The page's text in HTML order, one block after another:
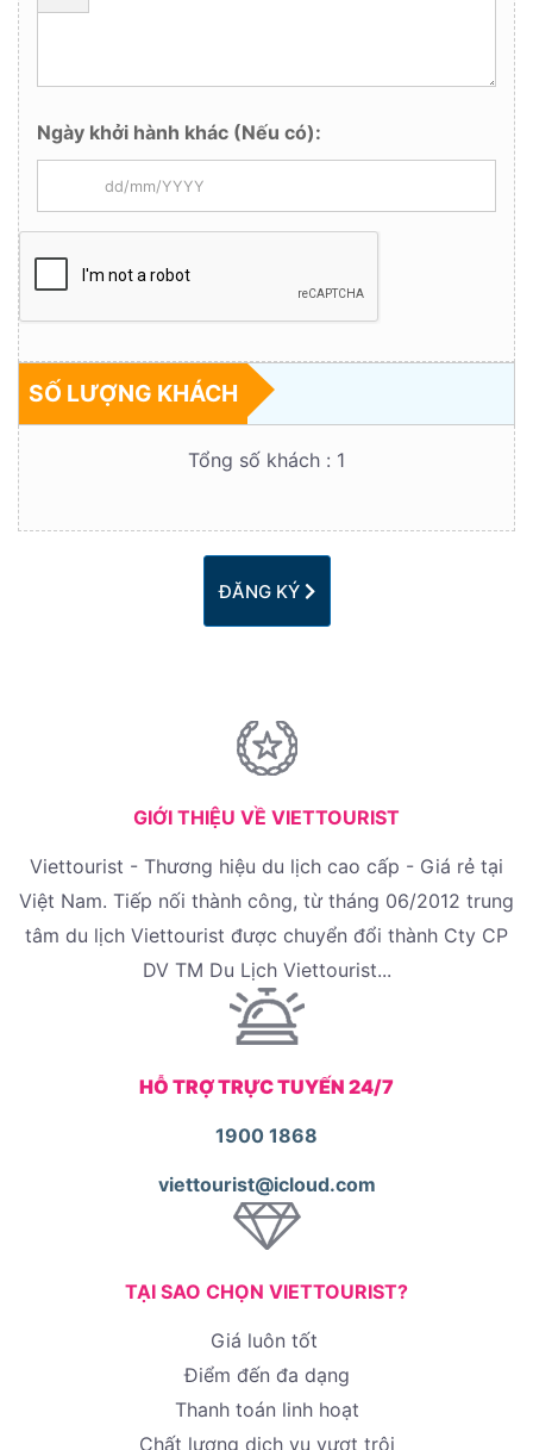
Ngày khởi hành khác (Nếu có):
SỐ LƯỢNG KHÁCH
Tổng số khách : 1
ĐĂNG KÝ
GIỚI THIỆU VỀ VIETTOURIST
Viettourist - Thương hiệu du lịch cao cấp - Giá rẻ tại
Việt Nam. Tiếp nối thành công, từ tháng 06/2012 trung
tâm du lịch Viettourist được chuyển đổi thành Cty CP
DV TM Du Lịch Viettourist...
HỖ TRỢ TRỰC TUYẾN 24/7
1900 1868
viettourist@icloud.com
TẠI SAO CHỌN VIETTOURIST?
Giá luôn tốt
Điểm đến đa dạng
Thanh toán linh hoạt
Chất lượng dịch vụ vượt trội